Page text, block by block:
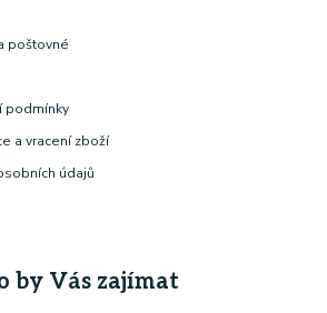
poštovné
podmínky
a vracení zboží
údajů
by Vás zajímat